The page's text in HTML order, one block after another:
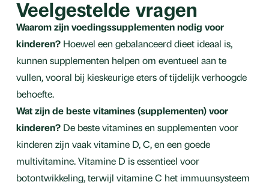
Veelgestelde vragen
Waarom zijn voedingssupplementen nodig voor
kinderen?Hoewel een gebalanceerd dieet ideaal is,
kunnen supplementen helpen om eventueel aan te
vullen, vooral bij kieskeurige eters of tijdelijk verhoogde
behoefte.
Wat zijn de beste vitamines (supplementen) voor
kinderen?De beste vitamines en supplementen voor
kinderen zijn vaak vitamine D, C, en een goede
multivitamine. Vitamine D is essentieel voor
botontwikkeling, terwijl vitamine C het immuunsysteem